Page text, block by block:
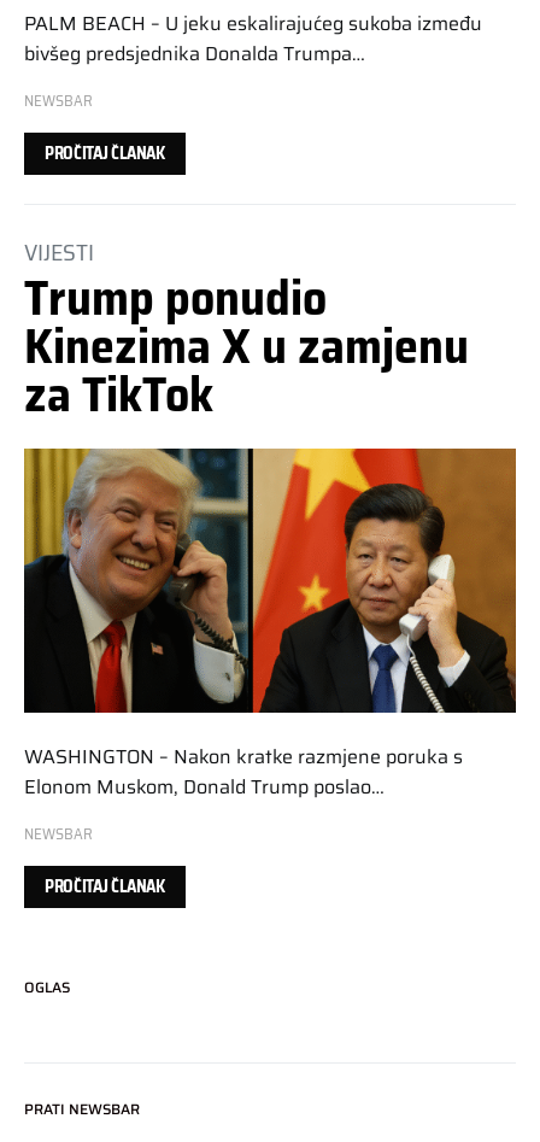
PALM BEACH – U jeku eskalirajućeg sukoba između
bivšeg predsjednika Donalda Trumpa…
NEWSBAR
PROČITAJ ČLANAK
VIJESTI
Trump ponudio
Kinezima X u zamjenu
za TikTok
WASHINGTON – Nakon kratke razmjene poruka s
Elonom Muskom, Donald Trump poslao…
NEWSBAR
PROČITAJ ČLANAK
OGLAS
PRATI NEWSBAR